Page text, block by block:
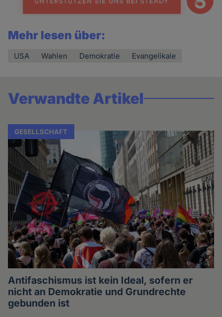
Mehr lesen über:
USA Wahlen Demokratie Evangelikale
Verwandte Artikel
GESELLSCHAFT
Antifaschismus ist kein Ideal, sofern er
nicht an Demokratie und Grundrechte
gebunden ist